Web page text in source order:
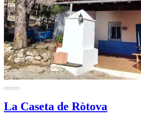
La Caseta de Ròtova